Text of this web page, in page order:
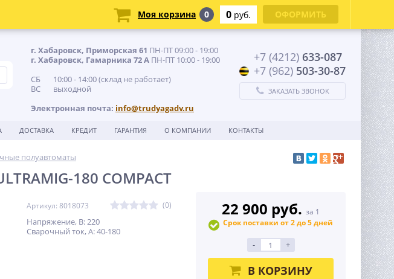
г. Хабаровск, Приморская 61 ПН-ПТ 09:00 - 19:00
г. Хабаровск, Гамарника 72 А ПН-ПТ 10:00 - 19:00
СБ 10:00 - 14:00 (склад не работает)
ВС выходной
Электронная почта: info@trudyagadv.ru
+7 (4212) 633-087
+7 (962) 503-30-87
ЗАКАЗАТЬ ЗВОНОК
ДОСТАВКА КРЕДИТ ГАРАНТИЯ О КОМПАНИИ КОНТАКТЫ
полуавтоматы
180 COMPACT
Артикул: 8018073 (0)
Напряжение, В: 220
Сварочный ток, А: 40-180
22 900 руб. за 1
Срок поставки от 2 до 5 дней
- +
В КОРЗИНУ
Моя корзина 0 0 руб. ОФОРМИТЬ